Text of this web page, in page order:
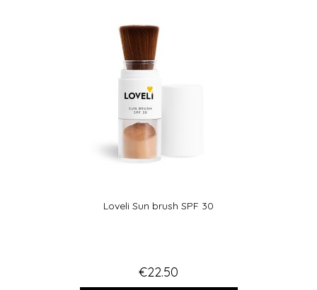
Loveli Sun brush SPF 30
€22.50